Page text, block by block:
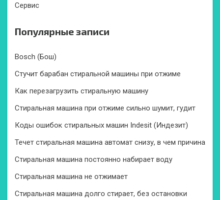
Сервис
Популярные записи
Bosch (Бош)
Стучит барабан стиральной машины при отжиме
Как перезагрузить стиральную машину
Стиральная машина при отжиме сильно шумит, гудит
Коды ошибок стиральных машин Indesit (Индезит)
Течет стиральная машина автомат снизу, в чем причина
Стиральная машина постоянно набирает воду
Стиральная машина не отжимает
Стиральная машина долго стирает, без остановки